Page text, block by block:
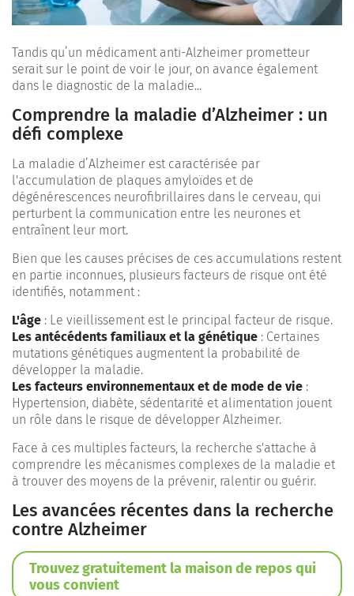
Tandis qu’un médicament anti-Alzheimer prometteur
serait sur le point de voir le jour, on avance également
dans le diagnostic de la maladie...
Comprendre la maladie d’Alzheimer : un
défi complexe
La maladie d’Alzheimer est caractérisée par
l'accumulation de plaques amyloïdes et de
dégénérescences neurofibrillaires dans le cerveau, qui
perturbent la communication entre les neurones et
entraînent leur mort.
Bien que les causes précises de ces accumulations restent
en partie inconnues, plusieurs facteurs de risque ont été
identifiés, notamment :
L'âge : Le vieillissement est le principal facteur de risque.
Les antécédents familiaux et la génétique : Certaines
mutations génétiques augmentent la probabilité de
développer la maladie.
Les facteurs environnementaux et de mode de vie :
Hypertension, diabète, sédentarité et alimentation jouent
un rôle dans le risque de développer Alzheimer.
Face à ces multiples facteurs, la recherche s'attache à
comprendre les mécanismes complexes de la maladie et
à trouver des moyens de la prévenir, ralentir ou guérir.
Les avancées récentes dans la recherche
contre Alzheimer
Trouvez gratuitement la maison de repos qui
vous convient